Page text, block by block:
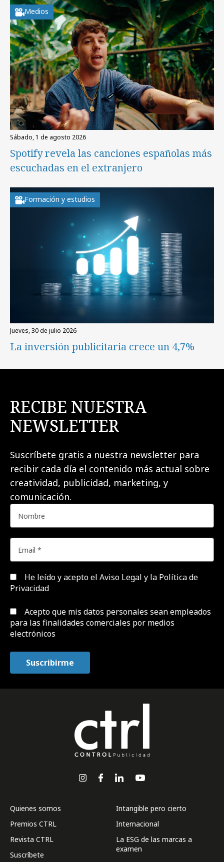
Medios
sábado, 1 de agosto 2026
Spotify revela las canciones españolas más
escuchadas en el extranjero
Formación y estudios
jueves, 30 de julio 2026
La inversión publicitaria crece un 4,7%
RECIBE NUESTRA
NEWSLETTER
Suscríbete gratis a nuestra newsletter para
recibir cada día el contenido más actual sobre
creatividad, publicidad, marketing, y
comunicación.
He leído y acepto el Aviso Legal y la Política de
Privacidad
Acepto que mis datos personales sean empleados
para las finalidades comerciales por medios
electrónicos
Quienes somos
Premios CTRL
Revista CTRL
Suscríbete
Intangible pero cierto
Internacional
La ESG de las marcas a
examen